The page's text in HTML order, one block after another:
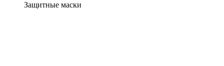
Защитные маски